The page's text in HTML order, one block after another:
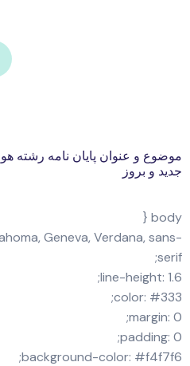
موضوع و عنوان پایان نامه رشته
جدید و بروز
body {
Geneva, Verdana, sans-
serif;
line-height: 1.6;
color: #333;
margin: 0;
padding: 0;
background-color: #f4f7f6;